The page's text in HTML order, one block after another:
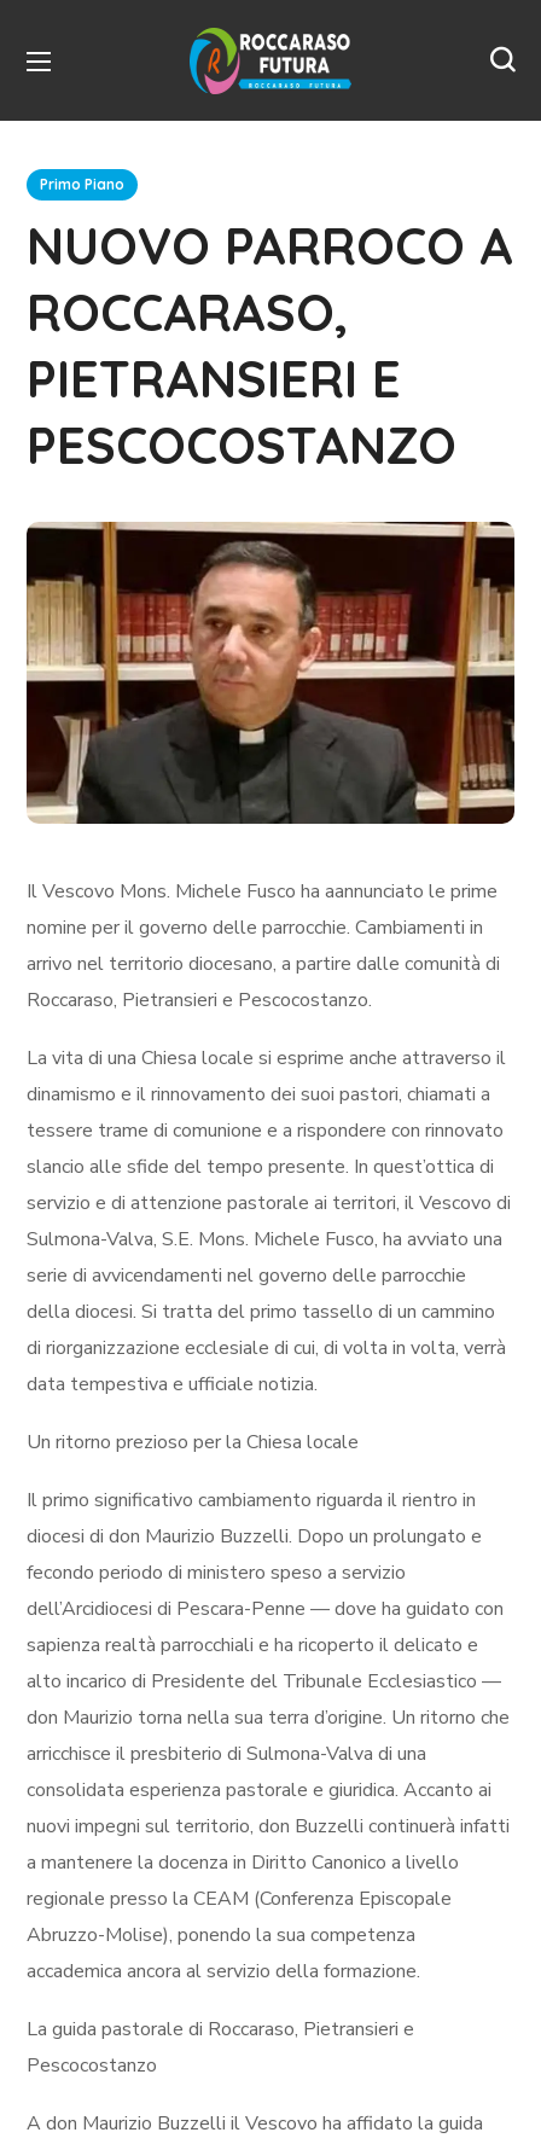
Primo Piano
NUOVO PARROCO A
ROCCARASO,
PIETRANSIERI E
PESCOCOSTANZO
Il Vescovo Mons. Michele Fusco ha aannunciato le prime
nomine per il governo delle parrocchie. Cambiamenti in
arrivo nel territorio diocesano, a partire dalle comunità di
Roccaraso, Pietransieri e Pescocostanzo.
La vita di una Chiesa locale si esprime anche attraverso il
dinamismo e il rinnovamento dei suoi pastori, chiamati a
tessere trame di comunione e a rispondere con rinnovato
slancio alle sfide del tempo presente. In quest’ottica di
servizio e di attenzione pastorale ai territori, il Vescovo di
Sulmona-Valva, S.E. Mons. Michele Fusco, ha avviato una
serie di avvicendamenti nel governo delle parrocchie
della diocesi. Si tratta del primo tassello di un cammino
di riorganizzazione ecclesiale di cui, di volta in volta, verrà
data tempestiva e ufficiale notizia.
Un ritorno prezioso per la Chiesa locale
Il primo significativo cambiamento riguarda il rientro in
diocesi di don Maurizio Buzzelli. Dopo un prolungato e
fecondo periodo di ministero speso a servizio
dell’Arcidiocesi di Pescara-Penne — dove ha guidato con
sapienza realtà parrocchiali e ha ricoperto il delicato e
alto incarico di Presidente del Tribunale Ecclesiastico —
don Maurizio torna nella sua terra d’origine. Un ritorno che
arricchisce il presbiterio di Sulmona-Valva di una
consolidata esperienza pastorale e giuridica. Accanto ai
nuovi impegni sul territorio, don Buzzelli continuerà infatti
a mantenere la docenza in Diritto Canonico a livello
regionale presso la CEAM (Conferenza Episcopale
Abruzzo-Molise), ponendo la sua competenza
accademica ancora al servizio della formazione.
La guida pastorale di Roccaraso, Pietransieri e
Pescocostanzo
A don Maurizio Buzzelli il Vescovo ha affidato la guida